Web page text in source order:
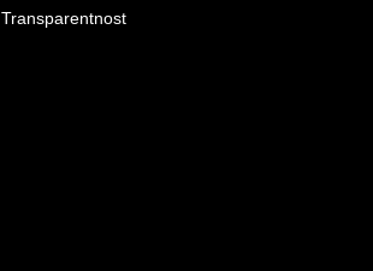
Transparentnost